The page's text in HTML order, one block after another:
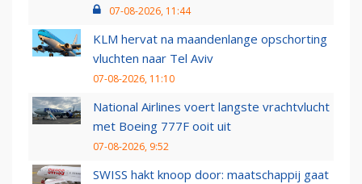
07-08-2026, 11:44
KLM hervat na maandenlange opschorting
vluchten naar Tel Aviv
07-08-2026, 11:10
National Airlines voert langste vrachtvlucht
met Boeing 777F ooit uit
07-08-2026, 9:52
SWISS hakt knoop door: maatschappij gaat